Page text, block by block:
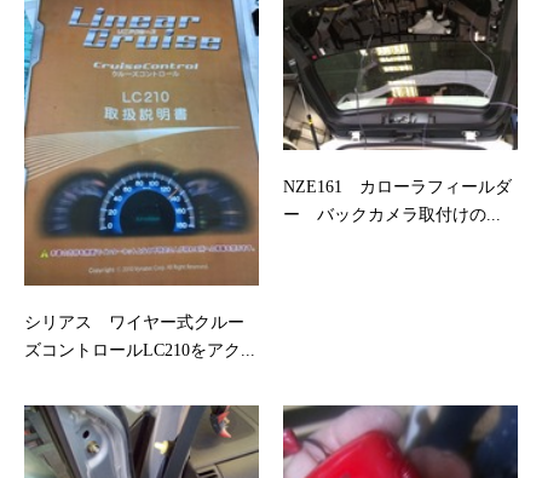
シリアス ワイヤー式クルー
ズコントロールLC210をアク...
NZE161 カローラフィールダ
ー バックカメラ取付けの...